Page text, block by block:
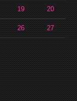
19 20
26 27